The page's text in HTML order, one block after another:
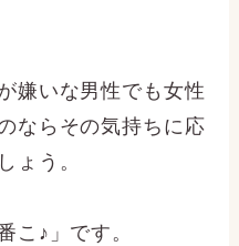
嫌いな男性でも女性
ならその気持ちに応
ょう。
こ♪」です。